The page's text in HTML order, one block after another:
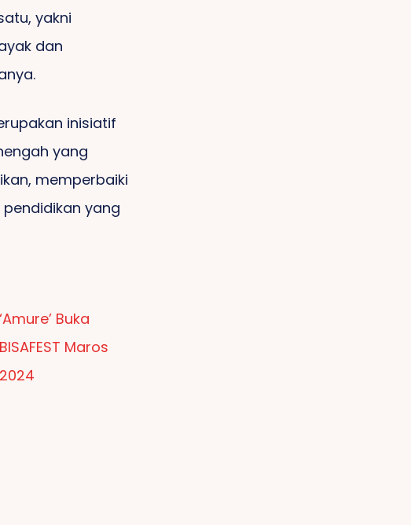
yakni
dan
inisiatif
yang
memperbaiki
yang
‘Amure’ Buka
BISAFEST Maros
2024